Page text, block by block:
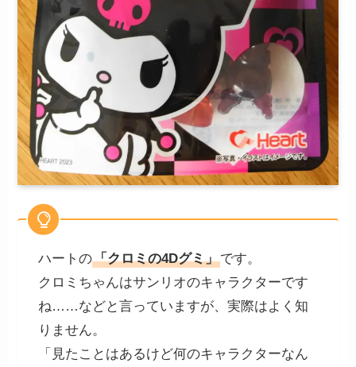
ハートの「クロミの4Dグミ」です。
クロミちゃんはサンリオのキャラクターです
ね……などと言っていますが、実際はよく知
りません。
「見たことはあるけど何のキャラクターなん